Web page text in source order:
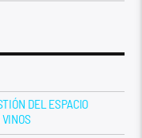
DEL ESPACIO